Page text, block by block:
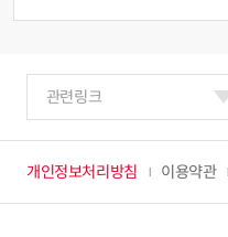
개인정보처리방침 이용약관
관련링크